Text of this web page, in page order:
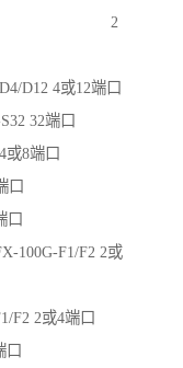
2003B 2
D12 4或12端口
32端口
或8端口
口
口
100G-F1/F2 2或
F2 2或4端口
口